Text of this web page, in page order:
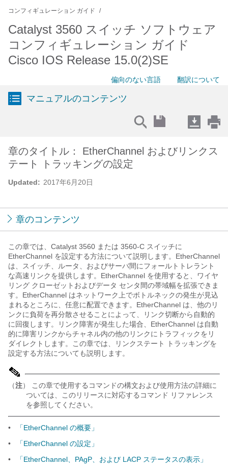
コンフィギュレーション ガイド
Catalyst 3560 スイッチ ソフトウェア
コンフィギュレーション ガイド
Cisco IOS Release 15.0(2)SE
偏向のない言語 翻訳について
マニュアルのコンテンツ
Updated: 2017年6月20日
章のタイトル： EtherChannel およびリンクス
テート トラッキングの設定
章のコンテンツ
この章では、Catalyst 3560 または 3560-C スイッチに
EtherChannel を設定する方法について説明します。EtherChannel
は、スイッチ、ルータ、およびサーバ間にフォールトトレラント
な高速リンクを提供します。EtherChannel を使用すると、ワイヤ
リング クローゼットおよびデータ センタ間の帯域幅を拡張できま
す。EtherChannel はネットワーク上でボトルネックの発生が見込
まれるところに、任意に配置できます。EtherChannel は、他のリ
ンクに負荷を再分散させることによって、リンク切断から自動的
に回復します。リンク障害が発生した場合、EtherChannel は自動
的に障害リンクからチャネル内の他のリンクにトラフィックをリ
ダイレクトします。この章では、リンクステート トラッキングを
設定する方法についても説明します。
（注） この章で使用するコマンドの構文および使用方法の詳細に
ついては、このリリースに対応するコマンド リファレンス
を参照してください。
•
「EtherChannel の概要」
•
「EtherChannel の設定」
•
「EtherChannel、PAgP、および LACP ステータスの表示」